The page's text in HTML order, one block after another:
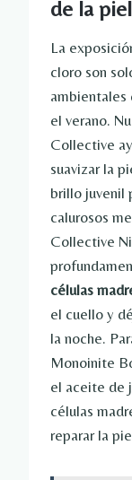
de la
La
cloro son
ambientales
el verano.
Collective
suavizar la
brillo juvenil
calurosos
Collective
células
el cuello y
la noche.
Monoinite
el aceite de
células
reparar la